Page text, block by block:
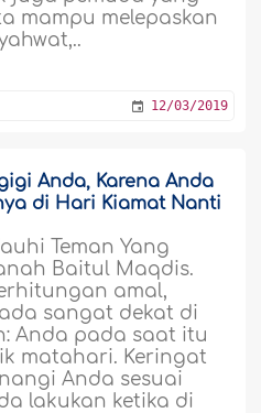
mampu melepaskan
12/03/2019
Anda, Karena Anda
di Hari Kiamat Nanti
Teman Yang
Baitul Maqdis.
amal,
sangat dekat di
Anda pada saat itu
matahari. Keringat
Anda sesuai
lakukan ketika di